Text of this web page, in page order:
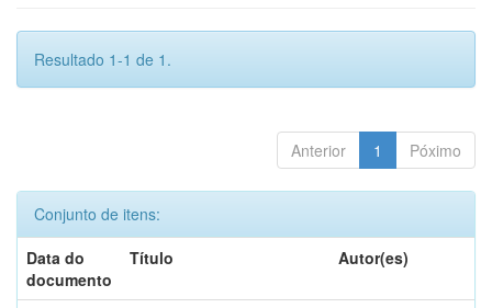
Resultado 1-1 de 1.
Anterior 1 Póximo
Conjunto de itens:
Data do
documento
Título Autor(es)